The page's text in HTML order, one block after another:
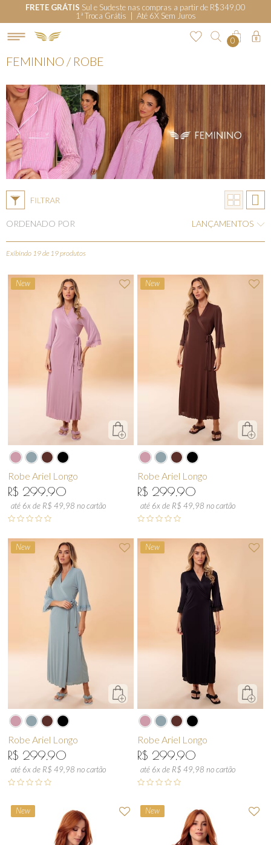
FRETE GRÁTIS Sul e Sudeste nas compras a partir de R$349,00
1ª Troca Grátis | Até 6X Sem Juros
0
FEMININO / ROBE
ORDENADO POR LANÇAMENTOS
Exibindo 19 de 19 produtos
New
Robe Ariel Longo
R$ 299,90
até 6x de R$ 49,98 no cartão
New
Robe Ariel Longo
R$ 299,90
até 6x de R$ 49,98 no cartão
New
Robe Ariel Longo
R$ 299,90
até 6x de R$ 49,98 no cartão
New
Robe Ariel Longo
R$ 299,90
até 6x de R$ 49,98 no cartão
New New